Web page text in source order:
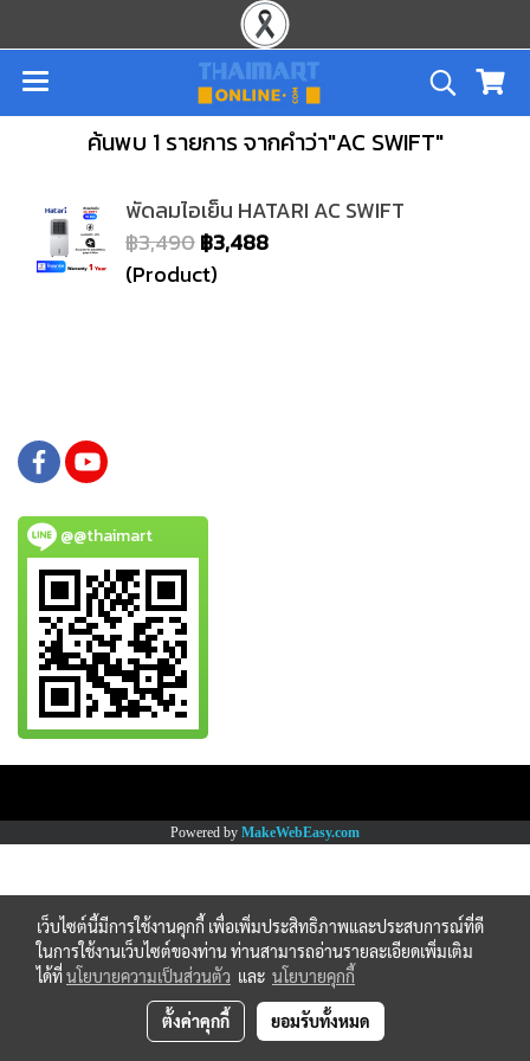
ค้นพบ 1 รายการ จากคำว่า"AC SWIFT"
พัดลมไอเย็น HATARI AC SWIFT
฿3,490฿3,488
(Product)
@@thaimart
Powered by MakeWebEasy.com
เว็บไซต์นี้มีการใช้งานคุกกี้ เพื่อเพิ่มประสิทธิภาพและประสบการณ์ที่ดี
ในการใช้งานเว็บไซต์ของท่าน ท่านสามารถอ่านรายละเอียดเพิ่มเติม
ได้ที่นโยบายความเป็นส่วนตัว และ นโยบายคุกกี้
ตั้งค่าคุกกี้ ยอมรับทั้งหมด